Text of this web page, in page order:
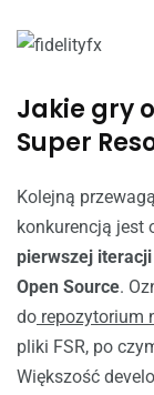
Jakie gry
Super
Kolejną
konkurencją jest
pierwszej
Open Source.
do repozytorium
pliki FSR, po
Większość